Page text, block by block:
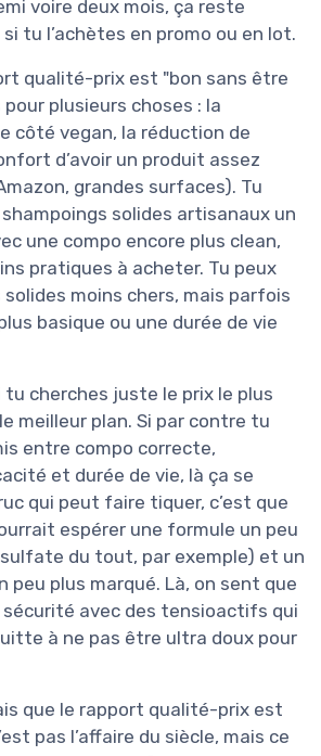
voire deux mois, ça reste
tu l’achètes en promo ou en lot.
qualité-prix est "bon sans être
pour plusieurs choses : la
côté vegan, la réduction de
d’avoir un produit assez
grandes surfaces). Tu
solides artisanaux un
une compo encore plus clean,
pratiques à acheter. Tu peux
moins chers, mais parfois
basique ou une durée de vie
cherches juste le prix le plus
meilleur plan. Si par contre tu
entre compo correcte,
et durée de vie, là ça se
qui peut faire tiquer, c’est que
espérer une formule un peu
du tout, par exemple) et un
peu plus marqué. Là, on sent que
sécurité avec des tensioactifs qui
à ne pas être ultra doux pour
que le rapport qualité-prix est
pas l’affaire du siècle, mais ce